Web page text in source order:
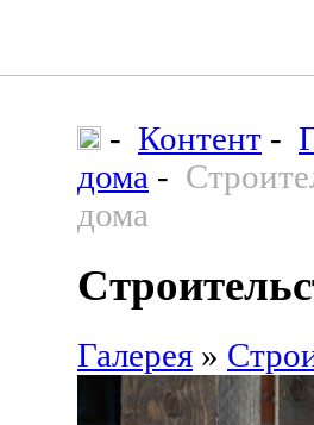
- Контент -
дома -
дома
Галерея »